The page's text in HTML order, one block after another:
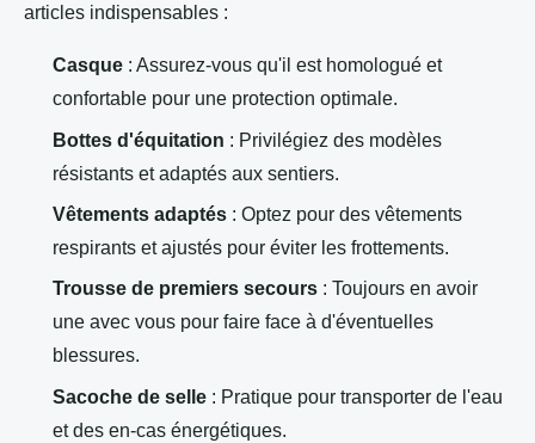
articles indispensables :
Casque : Assurez-vous qu'il est homologué et
confortable pour une protection optimale.
Bottes d'équitation : Privilégiez des modèles
résistants et adaptés aux sentiers.
Vêtements adaptés : Optez pour des vêtements
respirants et ajustés pour éviter les frottements.
Trousse de premiers secours : Toujours en avoir
une avec vous pour faire face à d'éventuelles
blessures.
Sacoche de selle : Pratique pour transporter de l'eau
et des en-cas énergétiques.